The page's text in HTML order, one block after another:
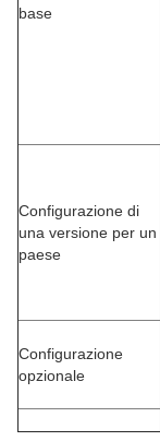
base
Configurazione di
una versione per un
paese
Configurazione
opzionale